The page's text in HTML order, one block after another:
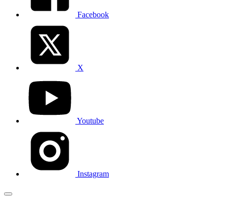
Facebook
X
Youtube
Instagram